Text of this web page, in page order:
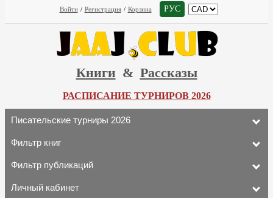
Войти / Регистрация / Корзина РУС
Книги & Рассказы
РАСПИСАНИЕ ТУРНИРОВ 2026
Писательские турниры 2026
Фильтр книг
Фильтр публикаций
Личный кабинет